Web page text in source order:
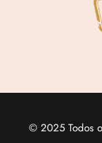
© 2025 Todos